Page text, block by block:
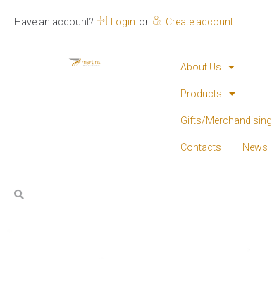
Have an account? Login or Create account
About Us
Products
Gifts/Merchandising
Contacts News